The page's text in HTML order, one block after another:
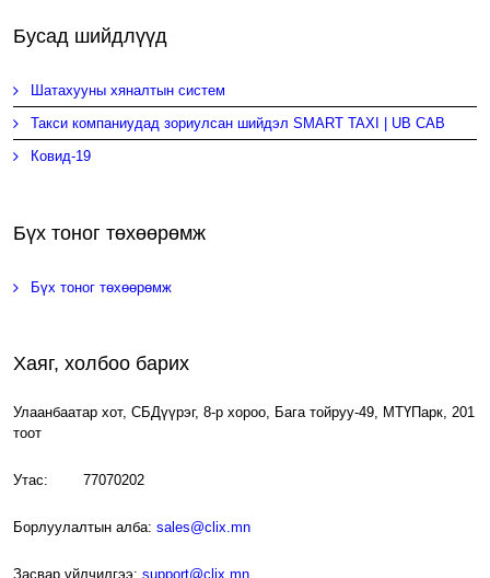
Бусад шийдлүүд
Шатахууны хяналтын систем
Такси компаниудад зориулсан шийдэл SMART TAXI | UB CAB
Ковид-19
Бүх тоног төхөөрөмж
Бүх тоног төхөөрөмж
Хаяг, холбоо барих
Улаанбаатар хот, СБДүүрэг, 8-р хороо, Бага тойруу-49, МТҮПарк, 201
тоот
Утас: 77070202
Борлуулалтын алба: sales@clix.mn
Засвар үйлчилгээ:support@clix.mn